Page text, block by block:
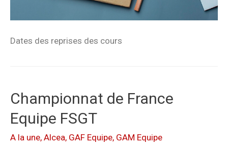
Dates des reprises des cours
Championnat de France
Equipe FSGT
A la une, Alcea, GAF Equipe, GAM Equipe